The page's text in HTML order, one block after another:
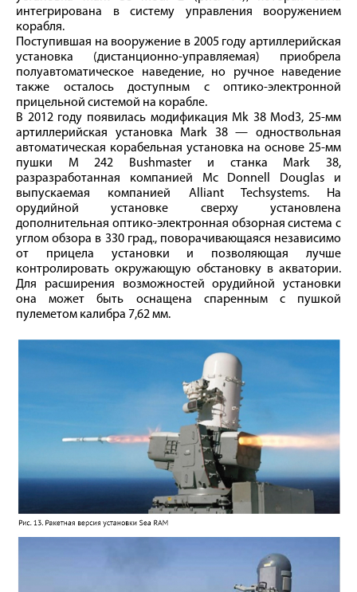
интегрирована в систему управления вооружением
корабля.
Поступившая на вооружение в 2005 году артиллерийская
установка (дистанционно-управляемая) приобрела
полуавтоматическое наведение, но ручное наведение
также осталось доступным с оптико-электронной
прицельной системой на корабле.
В 2012 году появилась модификация Mk 38 Mod3, 25‑мм
артиллерийская установка Mark 38 — одноствольная
автоматическая корабельная установка на основе 25‑мм
пушки M 242 Bushmaster и станка Mark 38,
разразработанная компанией Mc Donnell Douglas и
выпускаемая компанией Alliant Techsystems. На
орудийной установке сверху установлена
дополнительная оптико-электронная обзорная система с
углом обзора в 330 град., поворачивающаяся независимо
от прицела установки и позволяющая лучше
контролировать окружающую обстановку в акватории.
Для расширения возможностей орудийной установки
она может быть оснащена спаренным с пушкой
пулеметом калибра 7,62 мм.